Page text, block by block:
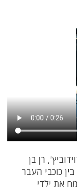
רן בן
כוכבי העבר
הקרוב (08.11) לשמח את ילדי